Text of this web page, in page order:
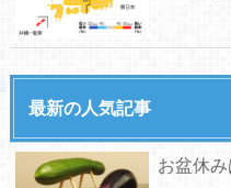
最新の人気記事
お盆休